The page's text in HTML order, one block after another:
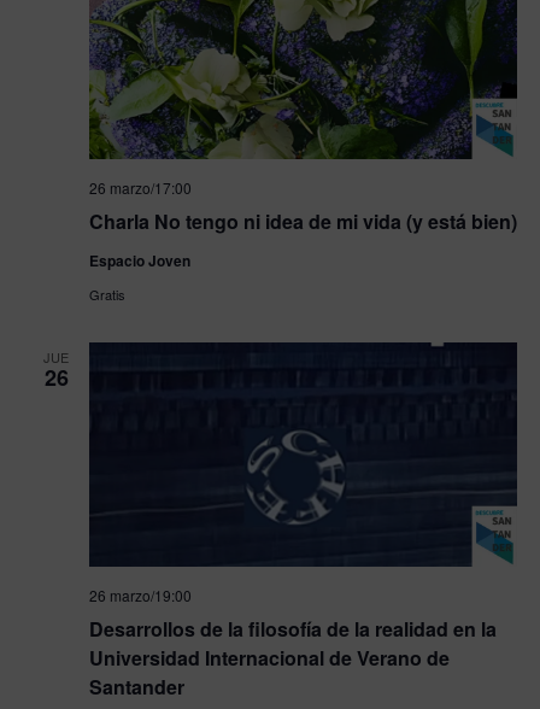
Charla No tengo ni idea de mi vida (y está bien)
26 marzo/17:00
Espacio Joven
Gratis
JUE
26
Desarrollos de la filosofía de la realidad en la
Universidad Internacional de Verano de
Santander
26 marzo/19:00